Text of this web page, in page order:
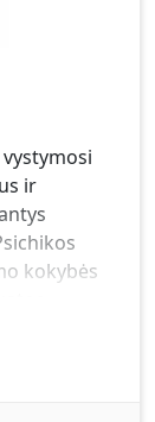
ir
kokybės